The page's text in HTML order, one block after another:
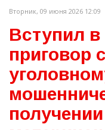
Вторник, 09 июня 2026 12:09
Вступил
приговор